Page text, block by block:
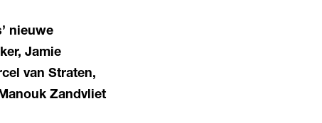
nieuwe
Jamie
van Straten,
Zandvliet